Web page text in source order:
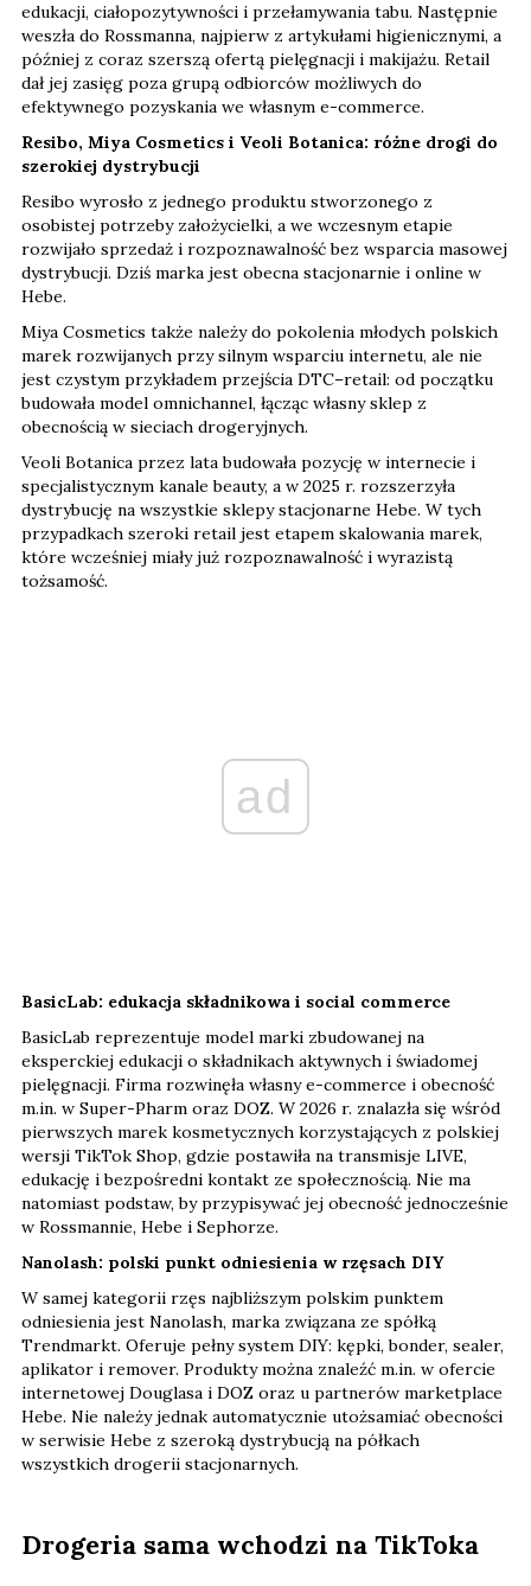
edukacji, ciałopozytywności i przełamywania tabu. Następnie
weszła do Rossmanna, najpierw z artykułami higienicznymi, a
później z coraz szerszą ofertą pielęgnacji i makijażu. Retail
dał jej zasięg poza grupą odbiorców możliwych do
efektywnego pozyskania we własnym e-commerce.
Resibo, Miya Cosmetics i Veoli Botanica: różne drogi do
szerokiej dystrybucji
Resibo wyrosło z jednego produktu stworzonego z
osobistej potrzeby założycielki, a we wczesnym etapie
rozwijało sprzedaż i rozpoznawalność bez wsparcia masowej
dystrybucji. Dziś marka jest obecna stacjonarnie i online w
Hebe.
Miya Cosmetics także należy do pokolenia młodych polskich
marek rozwijanych przy silnym wsparciu internetu, ale nie
jest czystym przykładem przejścia DTC–retail: od początku
budowała model omnichannel, łącząc własny sklep z
obecnością w sieciach drogeryjnych.
Veoli Botanica przez lata budowała pozycję w internecie i
specjalistycznym kanale beauty, a w 2025 r. rozszerzyła
dystrybucję na wszystkie sklepy stacjonarne Hebe. W tych
przypadkach szeroki retail jest etapem skalowania marek,
które wcześniej miały już rozpoznawalność i wyrazistą
tożsamość.
ad
BasicLab: edukacja składnikowa i social commerce
BasicLab reprezentuje model marki zbudowanej na
eksperckiej edukacji o składnikach aktywnych i świadomej
pielęgnacji. Firma rozwinęła własny e-commerce i obecność
m.in. w Super-Pharm oraz DOZ. W 2026 r. znalazła się wśród
pierwszych marek kosmetycznych korzystających z polskiej
wersji TikTok Shop, gdzie postawiła na transmisje LIVE,
edukację i bezpośredni kontakt ze społecznością. Nie ma
natomiast podstaw, by przypisywać jej obecność jednocześnie
w Rossmannie, Hebe i Sephorze.
Nanolash: polski punkt odniesienia w rzęsach DIY
W samej kategorii rzęs najbliższym polskim punktem
odniesienia jest Nanolash, marka związana ze spółką
Trendmarkt. Oferuje pełny system DIY: kępki, bonder, sealer,
aplikator i remover. Produkty można znaleźć m.in. w ofercie
internetowej Douglasa i DOZ oraz u partnerów marketplace
Hebe. Nie należy jednak automatycznie utożsamiać obecności
w serwisie Hebe z szeroką dystrybucją na półkach
wszystkich drogerii stacjonarnych.
Drogeria sama wchodzi na TikToka